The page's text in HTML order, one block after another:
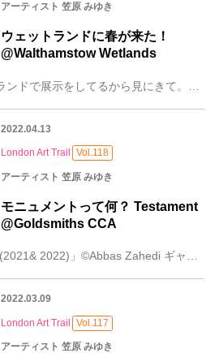
アーティスト 笠原 みゆき
ウェットランドに春が来た！
@Walthamstow Wetlands
2022.04.13
London Art Trail Vol.118
アーティスト 笠原 みゆき
モニュメントって何？ Testament
@Goldsmiths CCA
2022.03.09
London Art Trail Vol.117
アーティスト 笠原 みゆき